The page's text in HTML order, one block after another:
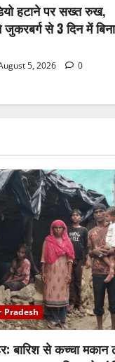
हटाने पर सख्त रुख,
से 3 दिन में बिना
5, 2026 0
Pradesh
बारिश से कच्चा मकान